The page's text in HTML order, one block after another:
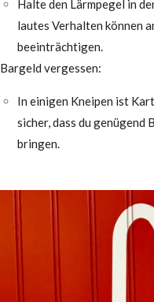
Halte den Lärmpegel in
lautes Verhalten können
beeinträchtigen.
Bargeld vergessen:
In einigen Kneipen ist
sicher, dass du genügend
bringen.